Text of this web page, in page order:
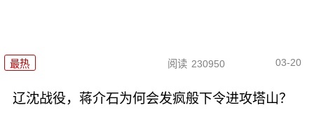
最热 阅读 230950 03-20
辽沈战役，蒋介石为何会发疯般下令进攻塔山？